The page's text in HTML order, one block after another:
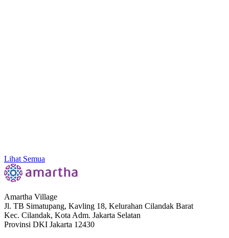
Dipakai di Dunia Bisnis
Lihat Semua
Amartha Village
Jl. TB Simatupang, Kavling 18, Kelurahan Cilandak Barat
Kec. Cilandak, Kota Adm. Jakarta Selatan
Provinsi DKI Jakarta 12430